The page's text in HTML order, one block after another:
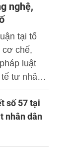
nghệ,
tại tổ
cơ chế,
luật
tư nhân
mới sáng
số 57 tại
nhân dân